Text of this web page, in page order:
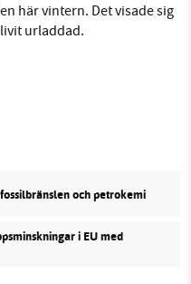
här vintern. Det visade sig
urladdad.
och petrokemi
i EU med